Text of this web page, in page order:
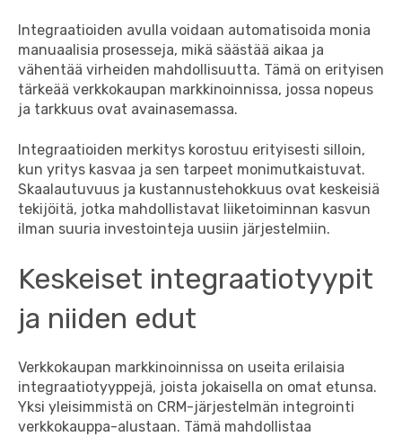
Integraatioiden avulla voidaan automatisoida monia
manuaalisia prosesseja, mikä säästää aikaa ja
vähentää virheiden mahdollisuutta. Tämä on erityisen
tärkeää verkkokaupan markkinoinnissa, jossa nopeus
ja tarkkuus ovat avainasemassa.
Integraatioiden merkitys korostuu erityisesti silloin,
kun yritys kasvaa ja sen tarpeet monimutkaistuvat.
Skaalautuvuus ja kustannustehokkuus ovat keskeisiä
tekijöitä, jotka mahdollistavat liiketoiminnan kasvun
ilman suuria investointeja uusiin järjestelmiin.
Keskeiset integraatiotyypit
ja niiden edut
Verkkokaupan markkinoinnissa on useita erilaisia
integraatiotyyppejä, joista jokaisella on omat etunsa.
Yksi yleisimmistä on CRM-järjestelmän integrointi
verkkokauppa-alustaan. Tämä mahdollistaa